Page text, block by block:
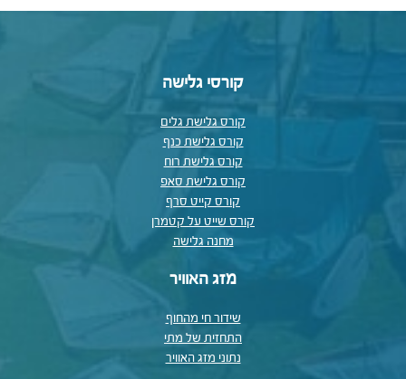
קורסי גלישה
קורס גלישת גלים
קורס גלישת כנף
קורס גלישת רוח
קורס גלישת סאפ
קורס קייט סרף
קורס שייט על קטמרן
מחנה גלישה
מזג האוויר
שידור חי מהחוף
התחזית של מתי
נתוני מזג האוויר